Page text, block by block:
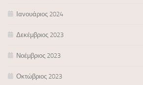
Ιανουάριος 2024
Δεκέμβριος 2023
Νοέμβριος 2023
Οκτώβριος 2023